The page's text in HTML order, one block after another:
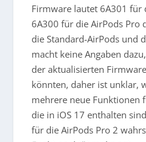
Firmware lautet 6A301 für
6A300 für die AirPods Pro
die Standard-AirPods und
macht keine Angaben
der aktualisierten
könnten, daher ist unklar,
mehrere neue Funktionen
die in iOS 17 enthalten
für die AirPods Pro 2